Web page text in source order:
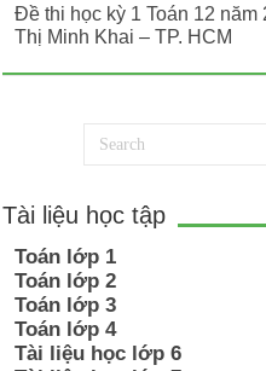
Đề thi học kỳ 1 Toán 12
Thị Minh Khai – TP. HCM
Tài liệu học tập
Toán lớp 1
Toán lớp 2
Toán lớp 3
Toán lớp 4
Tài liệu học lớp 6